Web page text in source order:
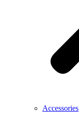
Accessories